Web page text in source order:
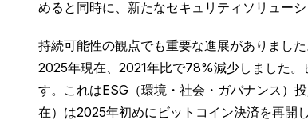
めると同時に、新たなセキュリティソリューシ
持続可能性の観点でも重要な進展がありまし
2025年現在、2021年比で78%減少しました
す。これはESG（環境・社会・ガバナンス）
在）は2025年初めにビットコイン決済を再開